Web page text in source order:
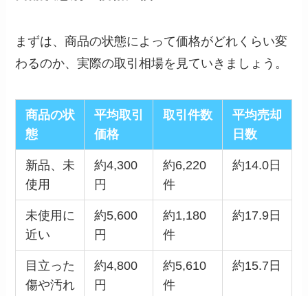
まずは、商品の状態によって価格がどれくらい変
わるのか、実際の取引相場を見ていきましょう。
商品の状
態
平均取引
価格
取引件数
平均売却
日数
新品、未
使用
約4,300
円
約6,220
件
約14.0日
未使用に
近い
約5,600
円
約1,180
件
約17.9日
目立った
傷や汚れ
約4,800
円
約5,610
件
約15.7日